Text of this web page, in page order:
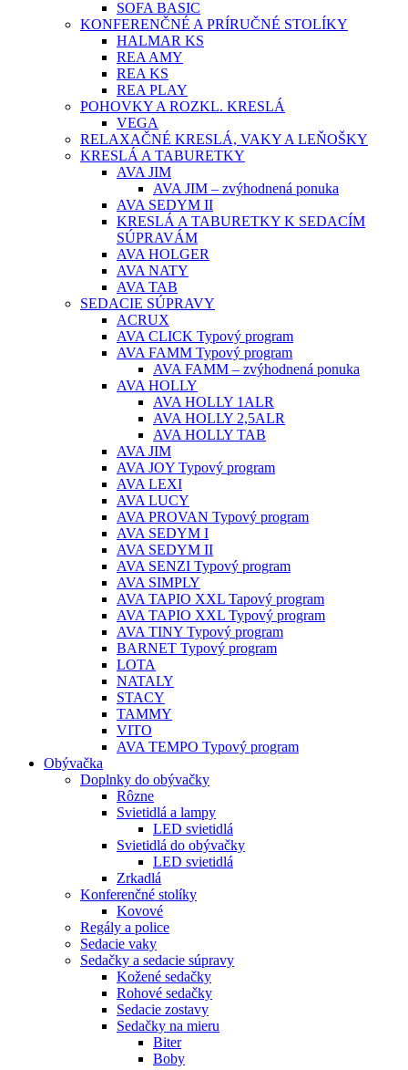
SOFA BASIC
KONFERENČNÉ A PRÍRUČNÉ STOLÍKY
HALMAR KS
REA AMY
REA KS
REA PLAY
POHOVKY A ROZKL. KRESLÁ
VEGA
RELAXAČNÉ KRESLÁ, VAKY A LEŇOŠKY
KRESLÁ A TABURETKY
AVA JIM
AVA JIM – zvýhodnená ponuka
AVA SEDYM II
KRESLÁ A TABURETKY K SEDACÍM
SÚPRAVÁM
AVA HOLGER
AVA NATY
AVA TAB
SEDACIE SÚPRAVY
ACRUX
AVA CLICK Typový program
AVA FAMM Typový program
AVA FAMM – zvýhodnená ponuka
AVA HOLLY
AVA HOLLY 1ALR
AVA HOLLY 2,5ALR
AVA HOLLY TAB
AVA JIM
AVA JOY Typový program
AVA LEXI
AVA LUCY
AVA PROVAN Typový program
AVA SEDYM I
AVA SEDYM II
AVA SENZI Typový program
AVA SIMPLY
AVA TAPIO XXL Tapový program
AVA TAPIO XXL Typový program
AVA TINY Typový program
BARNET Typový program
LOTA
NATALY
STACY
TAMMY
VITO
AVA TEMPO Typový program
Obývačka
Doplnky do obývačky
Rôzne
Svietidlá a lampy
LED svietidlá
Svietidlá do obývačky
LED svietidlá
Zrkadlá
Konferenčné stolíky
Kovové
Regály a police
Sedacie vaky
Sedačky a sedacie súpravy
Kožené sedačky
Rohové sedačky
Sedacie zostavy
Sedačky na mieru
Biter
Boby